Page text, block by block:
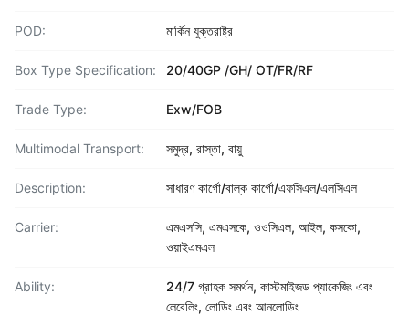
POD: মার্কিন যুক্তরাষ্ট্র
Box Type Specification: 20/40GP /GH/ OT/FR/RF
Trade Type: Exw/FOB
Multimodal Transport: সমুদ্র, রাস্তা, বায়ু
Description: সাধারণ কার্গো/বাল্ক কার্গো/এফসিএল/এলসিএল
Carrier:
এমএসসি, এমএসকে, ওওসিএল, আইল, কসকো,
ওয়াইএমএল
Ability:
24/7 গ্রাহক সমর্থন, কাস্টমাইজড প্যাকেজিং এবং
লেবেলিং, লোডিং এবং আনলোডিং